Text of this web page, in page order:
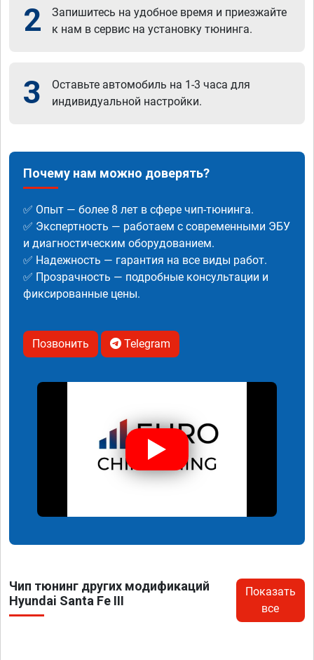
2
Запишитесь на удобное время и приезжайте
к нам в сервис на установку тюнинга.
3
Оставьте автомобиль на 1-3 часа для
индивидуальной настройки.
Почему нам можно доверять?
✅ Опыт — более 8 лет в сфере чип-тюнинга.
✅ Экспертность — работаем с современными ЭБУ
и диагностическим оборудованием.
✅ Надежность — гарантия на все виды работ.
✅ Прозрачность — подробные консультации и
фиксированные цены.
Позвонить Telegram
Чип тюнинг других модификаций
Hyundai Santa Fe III
Показать
все